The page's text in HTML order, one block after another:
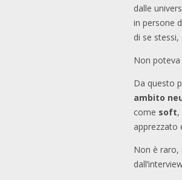
dalle
in persone
di se
Non poteva
Da questo
ambito
come soft,
apprezzato
Non è raro,